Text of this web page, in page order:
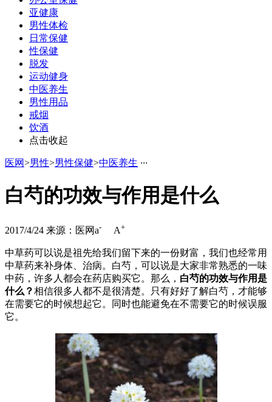
亚健康
男性体检
日常保健
性保健
脱发
运动健身
中医养生
男性用品
戒烟
饮酒
点击收起
医网>男性>男性保健>中医养生 ···
白芍的功效与作用是什么
2017/4/24 来源：医网a- A+
中草药可以说是祖先给我们留下来的一份财富，我们也经常用
中草药来补身体、治病。白芍，可以说是大家非常熟悉的一味
中药，许多人都会在药店购买它。那么， 白芍的功效与作用是
什么？相信很多人都不是很清楚。只有好好了解白芍，才能够
在需要它的时候想起它。同时也能避免在不需要它的时候误服
它。